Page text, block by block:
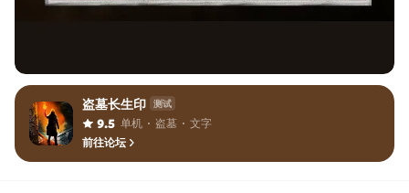
盗墓长生印 测试
9.5 单机 盗墓
文字
前往论坛